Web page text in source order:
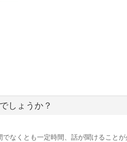
しょうか？
なくとも一定時間、話が聞けることが